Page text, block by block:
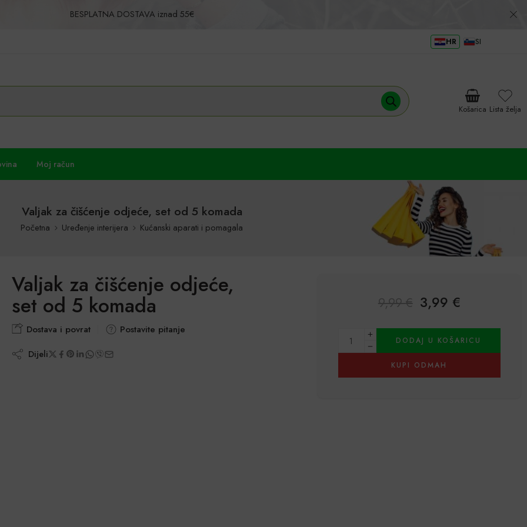
BESPLATNA DOSTAVA iznad 55€
HR SI
Košarica Lista želja
Moj račun
Valjak za čišćenje odjeće, set od 5 komada
Početna Uređenje interijera Kućanski aparati i pomagala
Valjak za čišćenje odjeće,
set od 5 komada
Dostava i povrat Postavite pitanje
Dijeli
9,99€ 3,99 €
DODAJ U KOŠARICU
KUPI ODMAH
Alternative: